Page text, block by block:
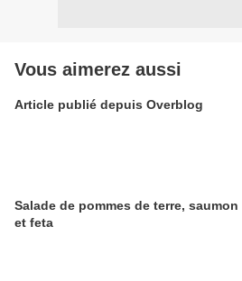
Vous aimerez aussi
Article publié depuis Overblog
Salade de pommes de terre, saumon
et feta